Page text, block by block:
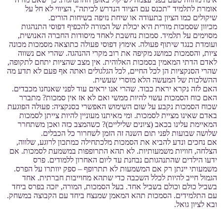
אומרת לתלמיד "תכנס עם הציוד הנדרש לכיתה", הציווי לא חל על
שיקולים כמו הציון בתעודה או שיחת נזיפה בשיחות הורים.
מכיוון שסמכות מורית היא יכולת של המורה להכפיף דפוסי התנהגות
מסוימים על תלמיד. סמכות נחשבת לאחד מיסודות החברה האנושית,
ועומדת כנגד שיתוף פעולה. אימוץ דפוסי פעולה כתוצאה מסמכות מכונה
ציות, והסמכות כמושג מקיפה את רוב מקרי ההנהגה. שהרי אם נשווה
לאדם הדתי המאמין בסמכות האלוהית. אין מצב שהציות יתחם לתקופה,
שהרי הסנקציות הן לכל החיים, לכל הגלגולים ואתה אף פעם לא תדע מה
ההשלכות של המעשה הלא מוסרי שעשית.
האם לזה נקרא יראת כבוד. שהרי אנו יראים עוד לפני שאנחנו מכבדים.
האם כוח הסמכות עשוי להיות ממשי ואם לא אז אין סמכות? מתברר
שכוח הסמכות נקבע על שום השימוש האפשרי בסנקציה: פעולה הפוגעת
באדם שאינו מציית לסמכות. ומי מאיתנו מעוניין להיות צייתן לסמכות
המאיימת עלינו בכאב (ציונים שליליים)? כשהמצב כזה ואכן משתחרר
שלושה שבועות לפני תום השנה זה הזמן לשחרור כל הכבלים.
אם נחכים ונדע להביא את הסמכות מלכתחילה כמתכון לרוגע, שלווה,
הצלחה, חוויות משמעותיות. לא תהא התרופפות במשמעת לסמכות. אם
ידעו הילדים שהתנהגותם נבחנת עד ליום האחרון ללמודים. פרס
משמעותי יינתן רק אם המשמעות לא תתרופף – ספק יוותרו על הפרס.
הגמול חייב להיות לכלל השכבה כדי שתהא מחוייבות חברתית. אחד
בשביל כולם וכולם בשביל אחד. בעל הסמכות, המורה, יזכה בפרס ביחד
עם התלמידים. הסמכות תהא המאמן שמנצח ביחד עם הקבוצה במשחק.
ובא לציון גואל.